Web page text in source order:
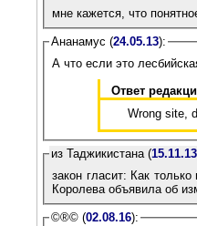
мне кажется, что
Ананамус (24.05.13):
А что если это
Ответ
Wrong site,
из Таджикистана (15.11.13
закон гласит: Как
Королева объявила об
©®© (02.08.16):